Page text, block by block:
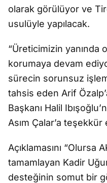
olarak görülüyor ve
usulüyle yapılacak.
“Üreticimizin yanında
korumaya devam
sürecin sorunsuz
tahsis eden Arif
Başkanı Halil
Asım Çalar’a teşekkür
Açıklamasını “Olursa
tamamlayan Kadir
desteğinin somut bir